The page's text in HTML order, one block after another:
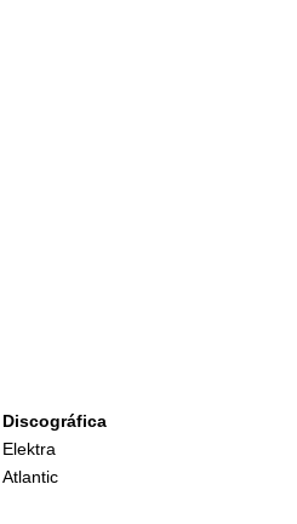
Discográfica
Elektra
Atlantic